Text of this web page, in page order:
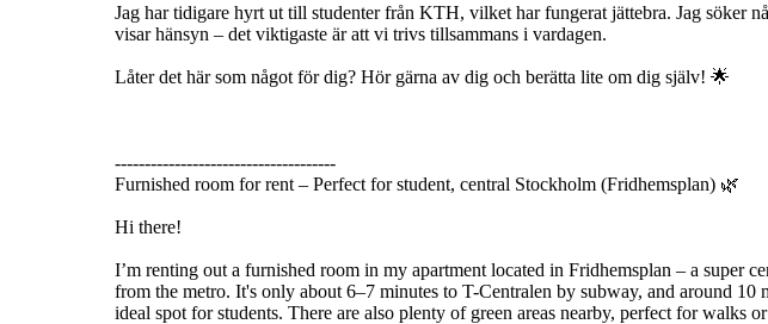
Jag har tidigare hyrt ut till studenter från KTH, vilket har fungerat jättebra. Jag söker
visar hänsyn – det viktigaste är att vi trivs tillsammans i vardagen.
Låter det här som något för dig? Hör gärna av dig och berätta lite om dig själv! 🌟
-------------------------------------
Furnished room for rent – Perfect for student, central Stockholm (Fridhemsplan) 🌿
Hi there!
I’m renting out a furnished room in my apartment located in Fridhemsplan – a super
from the metro. It's only about 6–7 minutes to T-Centralen by subway, and around
ideal spot for students. There are also plenty of green areas nearby, perfect for walks